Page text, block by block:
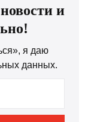
и
я даю
данных.